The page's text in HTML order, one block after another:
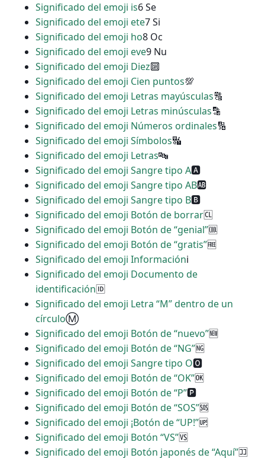
Significado del emoji is6 Se
Significado del emoji ete7 Si
Significado del emoji ho8 Oc
Significado del emoji eve9 Nu
Significado del emoji Diez🔟
Significado del emoji Cien puntos💯
Significado del emoji Letras mayúsculas🔠
Significado del emoji Letras minúsculas🔡
Significado del emoji Números ordinales🔢
Significado del emoji Símbolos🔣
Significado del emoji Letras🔤
Significado del emoji Sangre tipo A🅰
Significado del emoji Sangre tipo AB🆎
Significado del emoji Sangre tipo B🅱
Significado del emoji Botón de borrar🆑
Significado del emoji Botón de “genial”🆒
Significado del emoji Botón de “gratis”🆓
Significado del emoji Informaciónℹ
Significado del emoji Documento de
identificación🆔
Significado del emoji Letra “M” dentro de un
círculoⓂ
Significado del emoji Botón de “nuevo”🆕
Significado del emoji Botón de “NG”🆖
Significado del emoji Sangre tipo O🅾
Significado del emoji Botón de “OK”🆗
Significado del emoji Botón de “P”🅿
Significado del emoji Botón de “SOS”🆘
Significado del emoji ¡Botón de “UP!”🆙
Significado del emoji Botón “VS”🆚
Significado del emoji Botón japonés de “Aquí”🈁